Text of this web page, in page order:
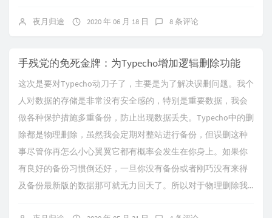
夜月归途 2020 年 06 月 18 日 8 条评论
手残党的免死金牌：为Typecho增加逻辑删除功能
这次是要对Typecho动刀子了，主要是为了解决误删问题。我个
人对数据的存储是非常没有安全感的，特别是重要数据，我会
做各种保护措施多重备份，防止出现数据丢失。Typecho中的删
除都是物理删除，虽然我会定期对整站进行备份，但误删这种
事尽管你再怎么小心翼翼它都有概率会发生在你身上。如果你
有良好的备份习惯倒还好，一旦你没有备份或者刚巧没有来得
及备份最新版的数据那可就无力回天了。所以对于物理删除我...